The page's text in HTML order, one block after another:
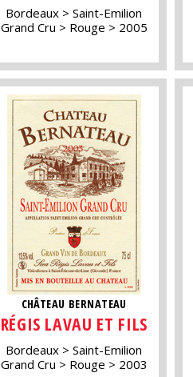
Bordeaux
Saint-Emilion
Grand Cru
Rouge 2005
CHÂTEAU BERNATEAU
RÉGIS LAVAU ET FILS
Bordeaux
Saint-Emilion
Grand Cru
Rouge 2003